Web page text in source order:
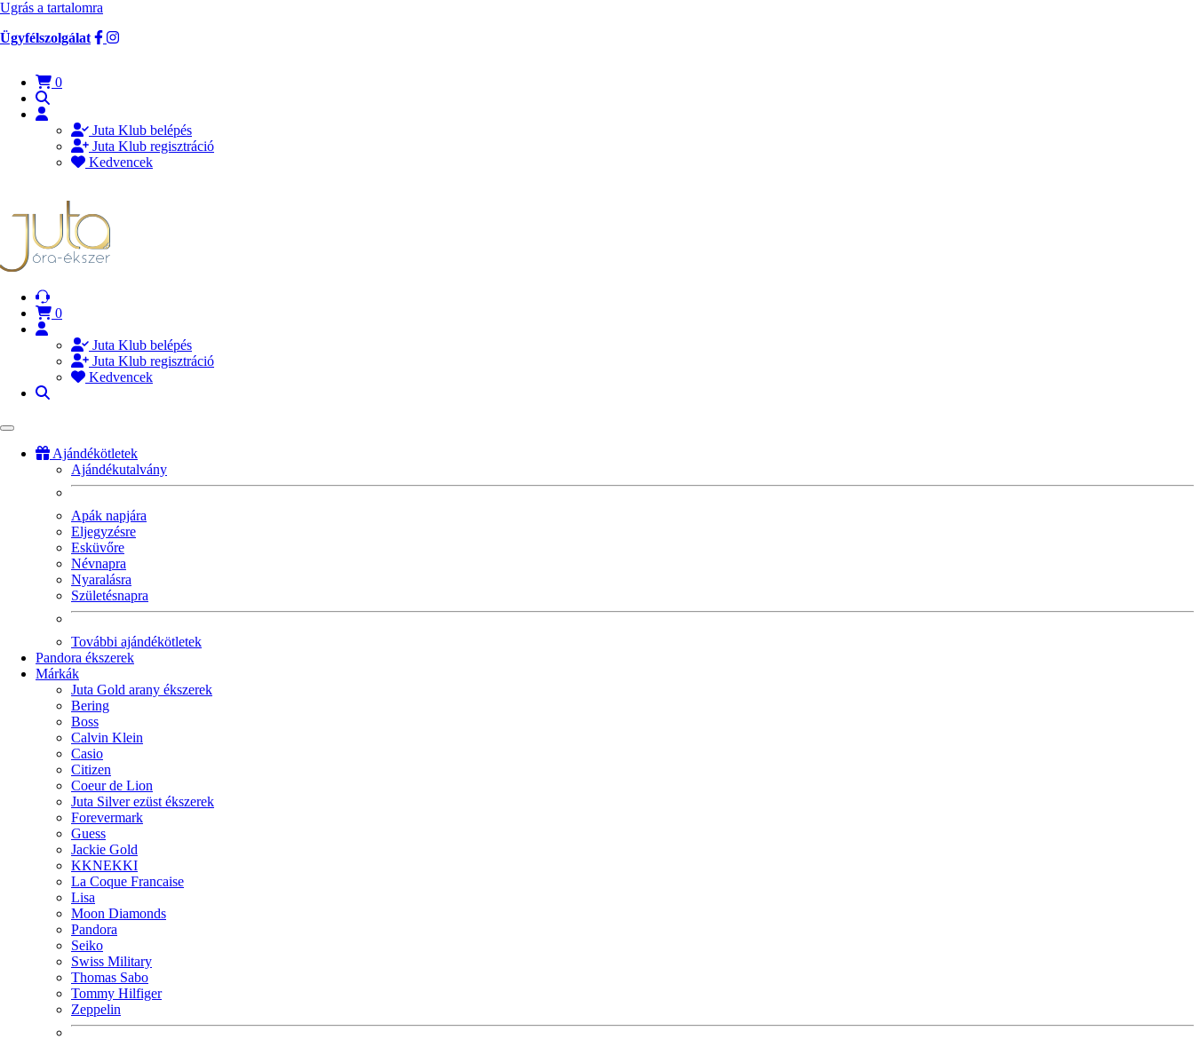
Ugrás a tartalomra
Ügyfélszolgálat
0
Juta Klub belépés
Juta Klub regisztráció
Kedvencek
0
Juta Klub belépés
Juta Klub regisztráció
Kedvencek
Ajándékötletek
Ajándékutalvány
Apák napjára
Eljegyzésre
Esküvőre
Névnapra
Nyaralásra
Születésnapra
További ajándékötletek
Pandora ékszerek
Márkák
Juta Gold arany ékszerek
Bering
Boss
Calvin Klein
Casio
Citizen
Coeur de Lion
Juta Silver ezüst ékszerek
Forevermark
Guess
Jackie Gold
KKNEKKI
La Coque Francaise
Lisa
Moon Diamonds
Pandora
Seiko
Swiss Military
Thomas Sabo
Tommy Hilfiger
Zeppelin